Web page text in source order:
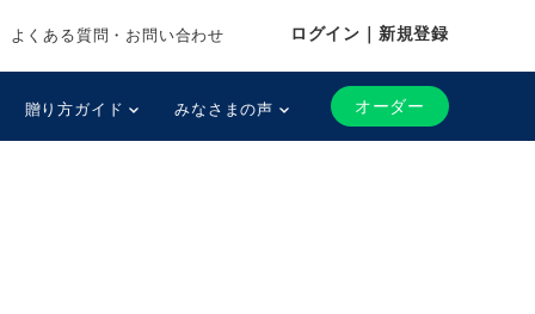
よくある質問・お問い合わせ ログイン｜新規登録
贈り方ガイド みなさまの声 オーダー